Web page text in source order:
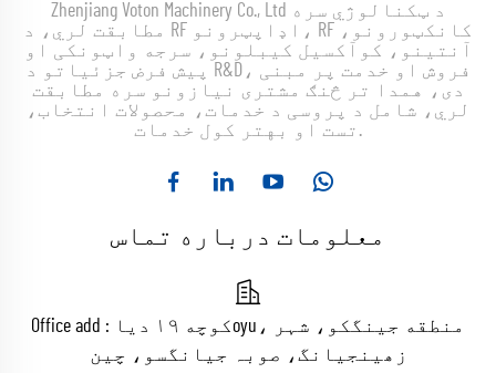
Zhenjiang Voton Machinery Co., Ltd د ټکنالوژي سره
مطابقت لري، د RF اډاپټرونو، RF کانکټورونو،
آنتینو، کوآکسیل کیبلونو، سرجه واټونکی او
پیش فرض جزئیاتو د R&D، فروش او خدمت پر مبنی
دی، همدا تر څنګ مشتری نیازونو سره مطابقت
لري، شامل د پروسی د خدمات، محصولات انتخاب،
تست او بهتر کول خدمات.
معلومات درباره تماس
Office add : کوچه ۱۹ دیاoyu، منطقه جینگکو، شہر
زھینجیانگ، صوبہ جیانگسو، چین